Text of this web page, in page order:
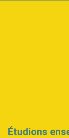
Étudions